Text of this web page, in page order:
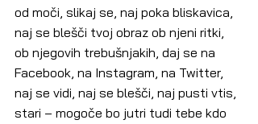
od moči, slikaj se, naj poka bliskavica,
naj se blešči tvoj obraz ob njeni ritki,
ob njegovih trebušnjakih, daj se na
Facebook, na Instagram, na Twitter,
naj se vidi, naj se blešči, naj pusti vtis,
stari – mogoče bo jutri tudi tebe kdo